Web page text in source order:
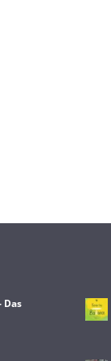
Das